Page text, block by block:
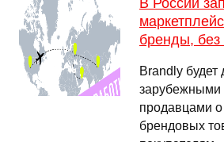
В России
бренды,
Brandly будет
зарубежными
продавцами о
брендовых